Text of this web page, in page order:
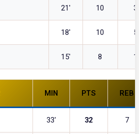
21′ 10 3
18′ 10 5
15′ 8 1
MIN PTS REB
33′ 32 7